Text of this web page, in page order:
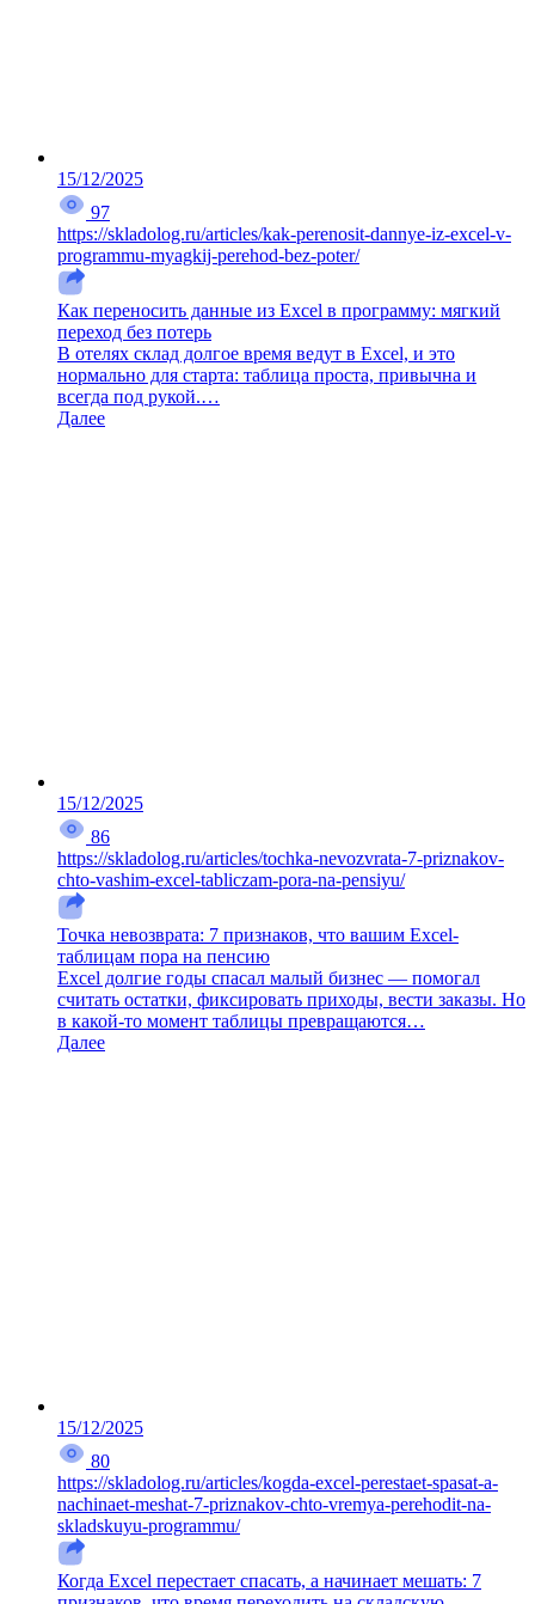
15/12/2025
97
https://skladolog.ru/articles/kak-perenosit-dannye-iz-excel-v-
programmu-myagkij-perehod-bez-poter/
Как переносить данные из Excel в программу: мягкий
переход без потерь
В отелях склад долгое время ведут в Excel, и это
нормально для старта: таблица проста, привычна и
всегда под рукой.…
Далее
15/12/2025
86
https://skladolog.ru/articles/tochka-nevozvrata-7-priznakov-
chto-vashim-excel-tabliczam-pora-na-pensiyu/
Точка невозврата: 7 признаков, что вашим Excel-
таблицам пора на пенсию
Excel долгие годы спасал малый бизнес — помогал
считать остатки, фиксировать приходы, вести заказы. Но
в какой-то момент таблицы превращаются…
Далее
15/12/2025
80
https://skladolog.ru/articles/kogda-excel-perestaet-spasat-a-
nachinaet-meshat-7-priznakov-chto-vremya-perehodit-na-
skladskuyu-programmu/
Когда Excel перестает спасать, а начинает мешать: 7